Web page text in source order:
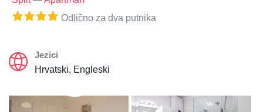
Odlično za dva putnika
Jezici
Hrvatski, Engleski